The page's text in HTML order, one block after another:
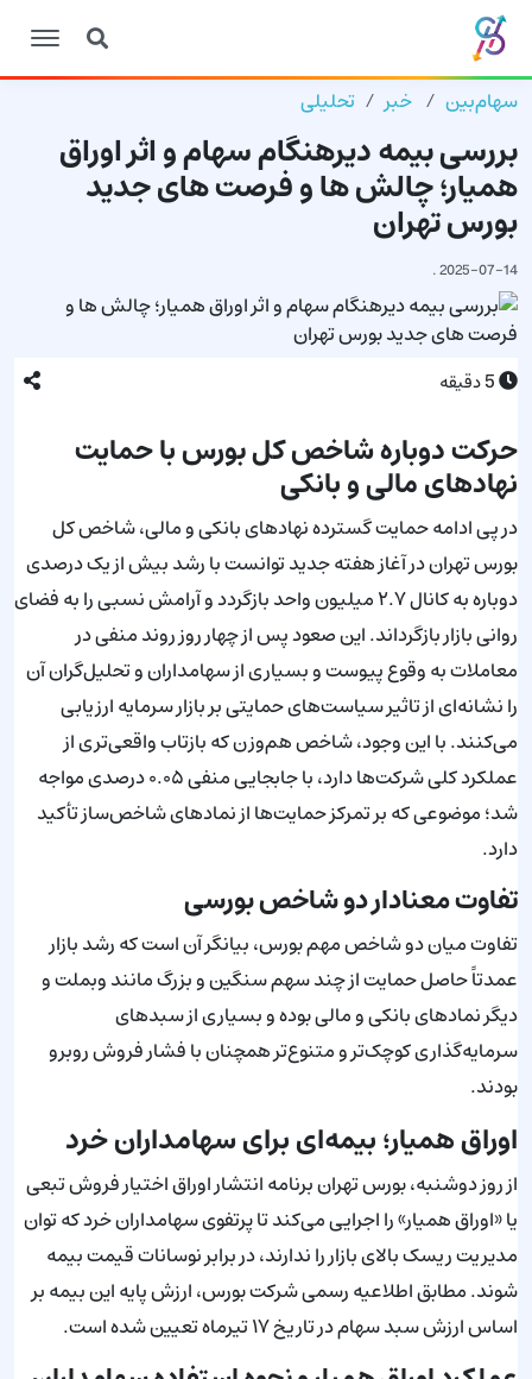
سهام‌بین خبر تحلیلی
بررسی بیمه دیرهنگام سهام و اثر اوراق
همیار؛ چالش ها و فرصت های جدید
بورس تهران
2025-07-14
.
5دقیقه
حرکت دوباره شاخص کل بورس با حمایت
نهادهای مالی و بانکی
در پی ادامه حمایت گسترده نهادهای بانکی و مالی، شاخص کل
بورس تهران در آغاز هفته جدید توانست با رشد بیش از یک درصدی
دوباره به کانال ۲.۷ میلیون واحد بازگردد و آرامش نسبی را به فضای
روانی بازار بازگرداند. این صعود پس از چهار روز روند منفی در
معاملات به وقوع پیوست و بسیاری از سهامداران و تحلیل‌گران آن
را نشانه‌ای از تاثیر سیاست‌های حمایتی بر بازار سرمایه ارزیابی
می‌کنند. با این وجود، شاخص هم‌وزن که بازتاب واقعی‌تری از
عملکرد کلی شرکت‌ها دارد، با جابجایی منفی ۰.۰۵ درصدی مواجه
شد؛ موضوعی که بر تمرکز حمایت‌ها از نمادهای شاخص‌ساز تأکید
دارد.
تفاوت معنادار دو شاخص بورسی
تفاوت میان دو شاخص مهم بورس، بیانگر آن است که رشد بازار
عمدتاً حاصل حمایت از چند سهم سنگین و بزرگ مانند وبملت و
دیگر نمادهای بانکی و مالی بوده و بسیاری از سبدهای
سرمایه‌گذاری کوچک‌تر و متنوع‌تر همچنان با فشار فروش روبرو
بودند.
اوراق همیار؛ بیمه‌ای برای سهامداران خرد
از روز دوشنبه، بورس تهران برنامه انتشار اوراق اختیار فروش تبعی
یا «اوراق همیار» را اجرایی می‌کند تا پرتفوی سهامداران خرد که توان
مدیریت ریسک بالای بازار را ندارند، در برابر نوسانات قیمت بیمه
شوند. مطابق اطلاعیه رسمی شرکت بورس، ارزش پایه این بیمه بر
اساس ارزش سبد سهام در تاریخ ۱۷ تیرماه تعیین شده است.